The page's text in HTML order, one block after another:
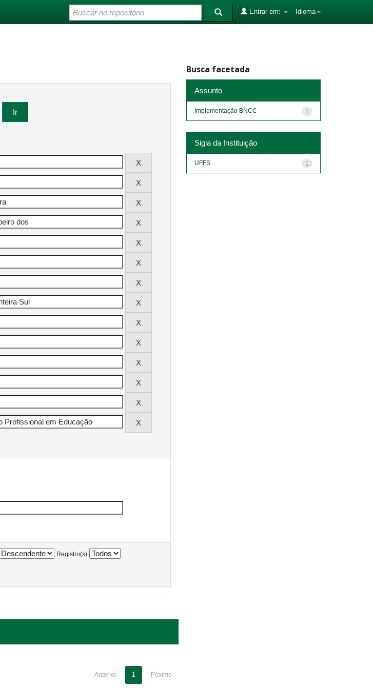
Idioma
Entrar em:
Registro(s)
Anterior 1 Póximo
Busca facetada
Assunto
1
Implementação BNCC
Sigla da Instituição
1
UFFS